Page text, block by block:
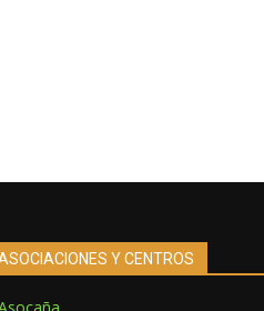
Y CENTROS